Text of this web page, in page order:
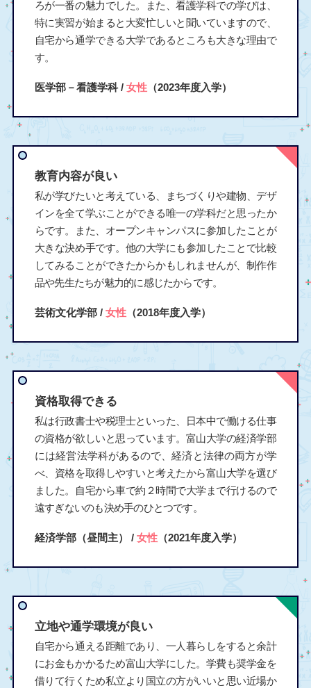
ろが一番の魅力でした。また、看護学科での学びは、
特に実習が始まると大変忙しいと聞いていますので、
自宅から通学できる大学であるところも大きな理由で
す。
医学部－看護学科 / 女性（2023年度入学）
教育内容が良い
私が学びたいと考えている、まちづくりや建物、デザ
インを全て学ぶことができる唯一の学科だと思ったか
らです。また、オープンキャンパスに参加したことが
大きな決め手です。他の大学にも参加したことで比較
してみることができたからかもしれませんが、制作作
品や先生たちが魅力的に感じたからです。
芸術文化学部 / 女性（2018年度入学）
資格取得できる
私は行政書士や税理士といった、日本中で働ける仕事
の資格が欲しいと思っています。富山大学の経済学部
には経営法学科があるので、経済と法律の両方が学
べ、資格を取得しやすいと考えたから富山大学を選び
ました。自宅から車で約２時間で大学まで行けるので
遠すぎないのも決め手のひとつです。
経済学部（昼間主） / 女性（2021年度入学）
立地や通学環境が良い
自宅から通える距離であり、一人暮らしをすると余計
にお金もかかるため富山大学にした。学費も奨学金を
借りて行くため私立より国立の方がいいと思い近場か